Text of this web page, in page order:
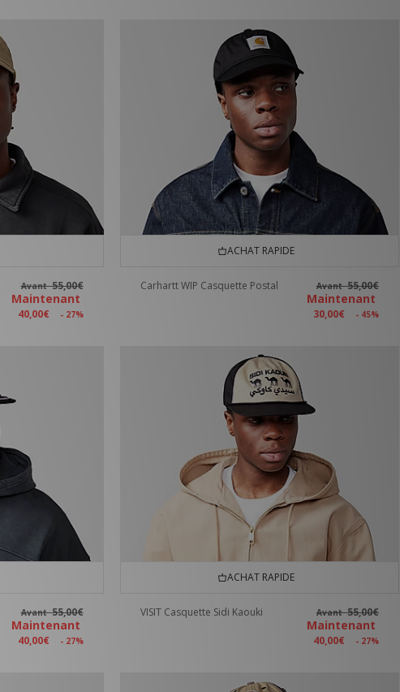
Avant55,00€
Maintenant
40,00€ - 27%
ACHAT RAPIDE
Carhartt WIP Casquette Postal Avant55,00€
Maintenant
30,00€ - 45%
Avant55,00€
Maintenant
40,00€ - 27%
ACHAT RAPIDE
VISIT Casquette Sidi Kaouki Avant55,00€
Maintenant
40,00€ - 27%